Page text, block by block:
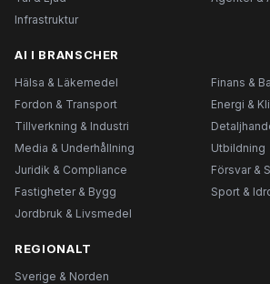
Infrastruktur
AI I BRANSCHER
Hälsa & Läkemedel
Finans &
Fordon & Transport
Energi &
Tillverkning & Industri
Media & Underhållning
Utbildning
Juridik & Compliance
Försvar &
Fastigheter & Bygg
Sport &
Jordbruk & Livsmedel
REGIONALT
Sverige & Norden